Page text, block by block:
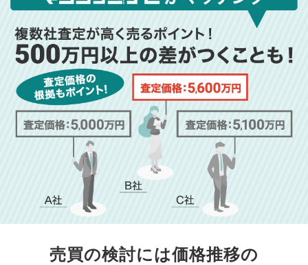
売買の検討には価格推移の